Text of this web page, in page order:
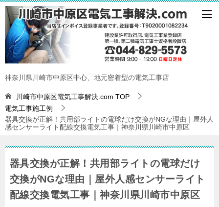
神奈川県川崎市中原区中心、地元密着型の電気工事店
川崎市中原区電気工事解決.com TOP
電気工事施工例
器具交換が正解！共用部ライトの電球だけ交換がNGな理由｜屋外人
感センサーライト配線交換電気工事｜神奈川県川崎市中原区
器具交換が正解！共用部ライトの電球だけ
交換がNGな理由｜屋外人感センサーライト
配線交換電気工事｜神奈川県川崎市中原区